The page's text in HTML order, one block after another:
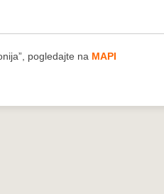
pogledajte na MAPI